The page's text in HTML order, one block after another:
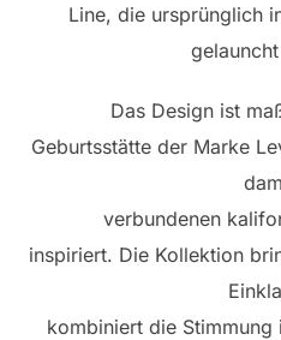
Line, die ursprünglich
Das Design ist
Geburtsstätte der Marke
verbundenen
inspiriert. Die Kollektion
kombiniert die Stimmung